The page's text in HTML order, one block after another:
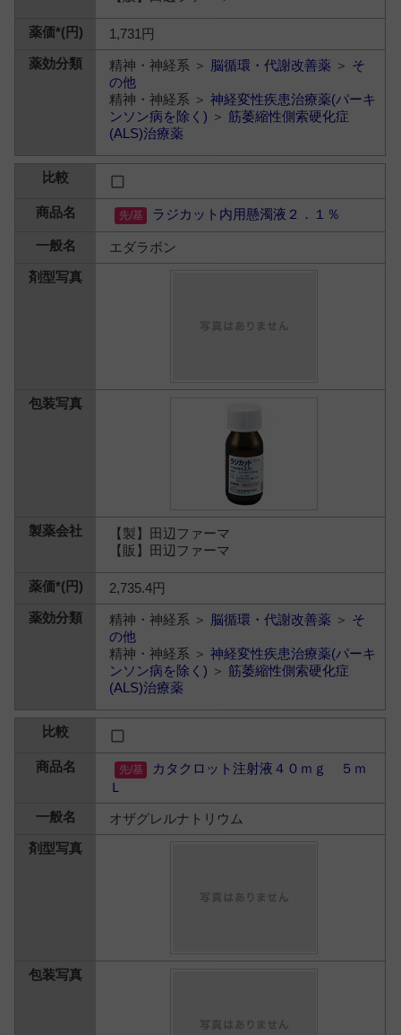
1,731円
精神・神経系 ＞ 脳循環・代謝改善薬 ＞ そ
の他
精神・神経系 ＞神経変性疾患治療薬(パーキ
ンソン病を除く) ＞ 筋萎縮性側索硬化症
(ALS)治療薬
ラジカット内用懸濁液２．１％
エダラボン
【製】田辺ファーマ
【販】田辺ファーマ
2,735.4円
精神・神経系 ＞ 脳循環・代謝改善薬 ＞ そ
の他
精神・神経系 ＞神経変性疾患治療薬(パーキ
ンソン病を除く) ＞ 筋萎縮性側索硬化症
(ALS)治療薬
カタクロット注射液４０ｍｇ ５ｍ
Ｌ
オザグレルナトリウム